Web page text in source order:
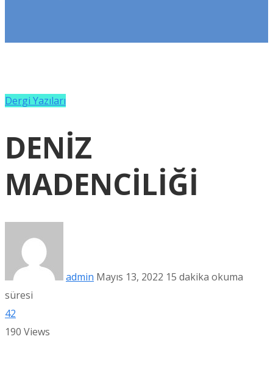
Dergi Yazıları
DENİZ
MADENCİLİĞİ
admin Mayıs 13, 2022 15 dakika okuma
süresi
42
190 Views